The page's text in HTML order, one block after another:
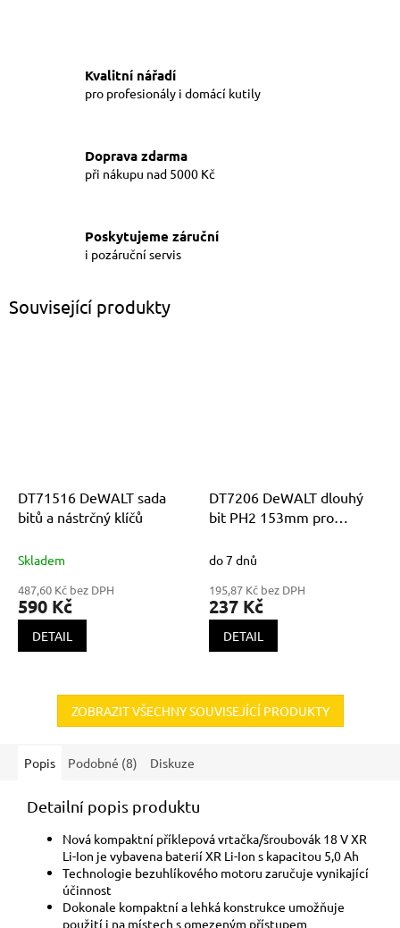
Kvalitní nářadí
pro profesionály i domácí kutily
Doprava zdarma
při nákupu nad 5000 Kč
Poskytujeme záruční
i pozáruční servis
Související produkty
DT71516 DeWALT sada
bitů a nástrčný klíčů
Skladem
487,60 Kč bez DPH
590 Kč
DETAIL
DT7206 DeWALT dlouhý
bit PH2 153mm pro
do 7 dnů
195,87 Kč bez DPH
237 Kč
DETAIL
ZOBRAZIT VŠECHNY SOUVISEJÍCÍ PRODUKTY
Popis Podobné (8) Diskuze
Detailní popis produktu
Nová kompaktní příklepová vrtačka/šroubovák 18 V XR
Li-Ion je vybavena baterií XR Li-Ion s kapacitou 5,0 Ah
Technologie bezuhlíkového motoru zaručuje vynikající
účinnost
Dokonale kompaktní a lehká konstrukce umožňuje
použití i na místech s omezeným přístupem